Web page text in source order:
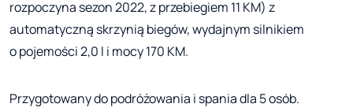
rozpoczyna sezon 2022, z przebiegiem 11 KM) z
automatyczną skrzynią biegów, wydajnym silnikiem
o pojemości 2,0 l i mocy 170 KM.
Przygotowany do podróżowania i spania dla 5 osób.